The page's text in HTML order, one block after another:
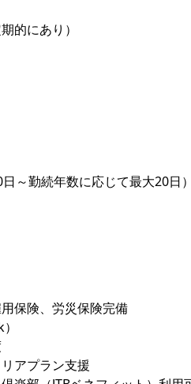
的にあり）
～勤続年数に応じて最大20日
保険、労災保険完備
アプラン支援